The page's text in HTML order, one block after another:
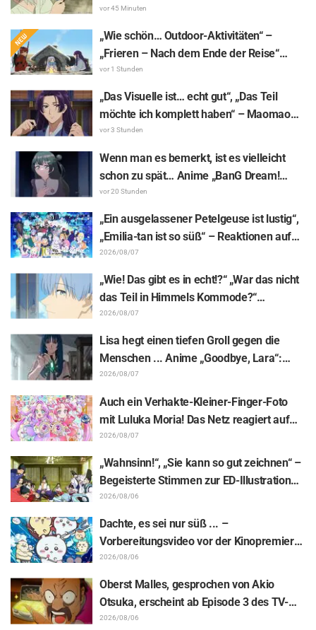
„Chainsmoker Cat“-Illustration der „Blue
Period“-Autorin erntet Reaktionen wie
„Sie könnte glatt an der Geidai-
Kunsthochschule sein“
vor 45 Minuten
„Wie schön… Outdoor-Aktivitäten“ –
„Frieren – Nach dem Ende der Reise“
macht als „Makiwari-ren“ beim
Holzspalten auf dem Campingplatz von
sich reden, surrealer Weltanblick sorgt für
Reaktionen wie „Sie genießt wirklich
vor 1 Stunden
„Das Visuelle ist… echt gut“, „Das Teil
möchte ich komplett haben“ – Maomao
und Jinshi aus „The Apothecary Diaries
(movie)“ im Kinofilm-Outfit als
aufwendige Figuren umgesetzt
vor 3 Stunden
Wenn man es bemerkt, ist es vielleicht
schon zu spät… Anime „BanG Dream!
Yume∞Mita“ Episode 8, Inhaltsangabe
und Szenenbilder veröffentlicht
vor 20 Stunden
„Ein ausgelassener Petelgeuse ist lustig“,
„Emilia-tan ist so süß“ – Reaktionen auf
das enthüllte Visuelle zum Event
anlässlich des 10-jährigen Anime-
Jubiläums von „Re:ZERO -Starting Life in
2026/08/07
„Wie! Das gibt es in echt!?“ „War das nicht
das Teil in Himmels Kommode?“
Enthüllung des „Horns des Dunklen
Drachen“ aus Episode 1 von „Frieren –
Nach dem Ende der Reise“ versetzt Fans
in Erstaunen
2026/08/07
Lisa hegt einen tiefen Groll gegen die
Menschen ... Anime „Goodbye, Lara“:
Synopsis und Vorab-Screenshots zu Folge
6 veröffentlicht
2026/08/07
Auch ein Verhakte-Kleiner-Finger-Foto
mit Luluka Moria! Das Netz reagiert auf
den Bericht der Synchronsprecherin Nao
Tōyama vom Besuch der Dream Stage zu
„Star Detective Precure!“ mit: „Das sind ja
zwei Arcanas!“
2026/08/07
„Wahnsinn!“, „Sie kann so gut zeichnen“ –
Begeisterte Stimmen zur ED-Illustration
von Asaki Yuikawa, der Sprecherin der
Hauptfigur aus „The Elusive Samurai“, für
Episode 13
2026/08/06
Dachte, es sei nur süß ... –
Vorbereitungsvideo vor der Kinopremiere
von „Chiikawa“ sorgt mit überraschender
Kluft für Erstaunen: „Härter als gedacht“,
„Es geht nur um Arbeit“
2026/08/06
Oberst Malles, gesprochen von Akio
Otsuka, erscheint ab Episode 3 des TV-
Animes „The Ghost in the Shell“! Cast-
2026/08/06